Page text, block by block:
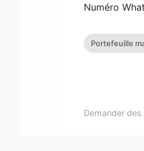
Numéro
Portefeuille
Demander